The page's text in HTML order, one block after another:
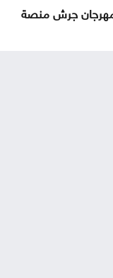
مهرجان جرش منصة